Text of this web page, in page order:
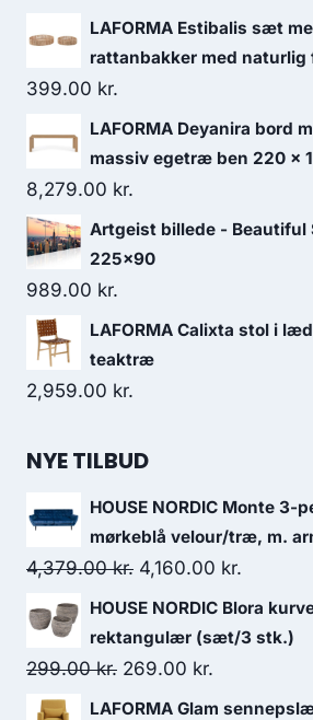
LAFORMA Estibalis sæt
rattanbakker med naturlig
399.00 kr.
LAFORMA Deyanira bord
massiv egetræ ben 220 x
8,279.00 kr.
Artgeist billede -
225x90
989.00 kr.
LAFORMA Calixta stol i
teaktræ
2,959.00 kr.
NYE TILBUD
HOUSE NORDIC Monte 3-
mørkeblå velour/træ, m.
4,379.00kr. 4,160.00 kr.
HOUSE NORDIC Blora
rektangulær (sæt/3 stk.)
299.00kr. 269.00 kr.
LAFORMA Glam